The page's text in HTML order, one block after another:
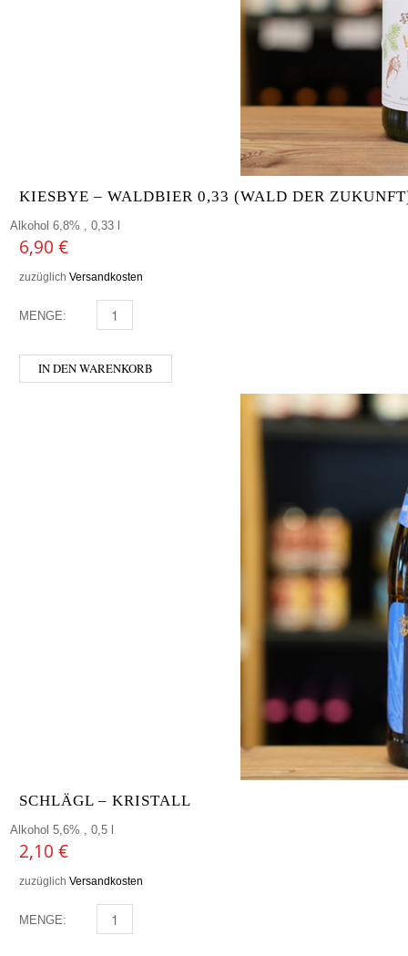
KIESBYE – WALDBIER 0,33 (WALD DER
Alkohol 6,8% , 0,33 l
6,90 €
zuzüglich Versandkosten
MENGE: KIESBYE - WALDBIER 0,33 (WALD DER ZUKUNFT)
IN DEN WARENKORB
SCHLÄGL – KRISTALL
Alkohol 5,6% , 0,5 l
2,10 €
zuzüglich Versandkosten
MENGE: SCHLÄGL - KRISTALL MENGE